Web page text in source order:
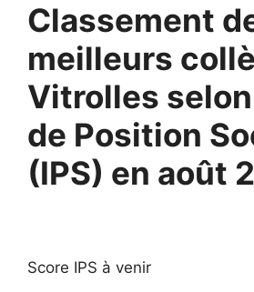
Classement
meilleurs
Vitrolles selon
de Position
(IPS) en août
Score IPS à venir